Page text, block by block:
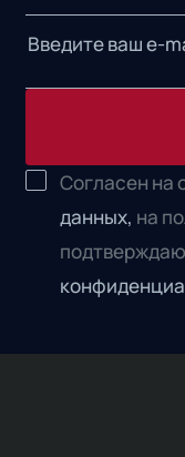
Согласен на
данных, на